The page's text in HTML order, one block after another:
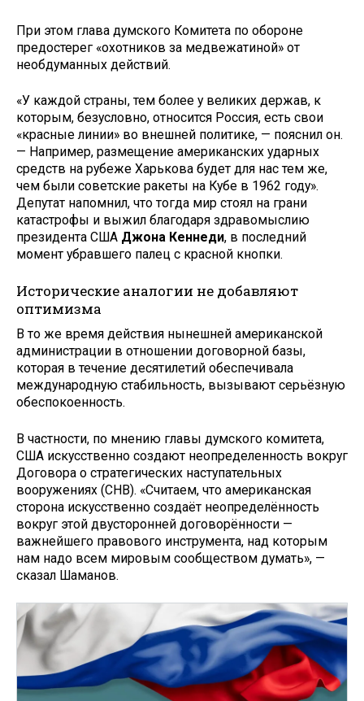
При этом глава думского Комитета по обороне
предостерег «охотников за медвежатиной» от
необдуманных действий.
«У каждой страны, тем более у великих держав, к
которым, безусловно, относится Россия, есть свои
«красные линии» во внешней политике, — пояснил он.
— Например, размещение американских ударных
средств на рубеже Харькова будет для нас тем же,
чем были советские ракеты на Кубе в 1962 году».
Депутат напомнил, что тогда мир стоял на грани
катастрофы и выжил благодаря здравомыслию
президента США Джона Кеннеди, в последний
момент убравшего палец с красной кнопки.
Исторические аналогии не добавляют
оптимизма
В то же время действия нынешней американской
администрации в отношении договорной базы,
которая в течение десятилетий обеспечивала
международную стабильность, вызывают серьёзную
обеспокоенность.
В частности, по мнению главы думского комитета,
США искусственно создают неопределенность вокруг
Договора о стратегических наступательных
вооружениях (СНВ). «Считаем, что американская
сторона искусственно создаёт неопределённость
вокруг этой двусторонней договорённости —
важнейшего правового инструмента, над которым
нам надо всем мировым сообществом думать», —
сказал Шаманов.